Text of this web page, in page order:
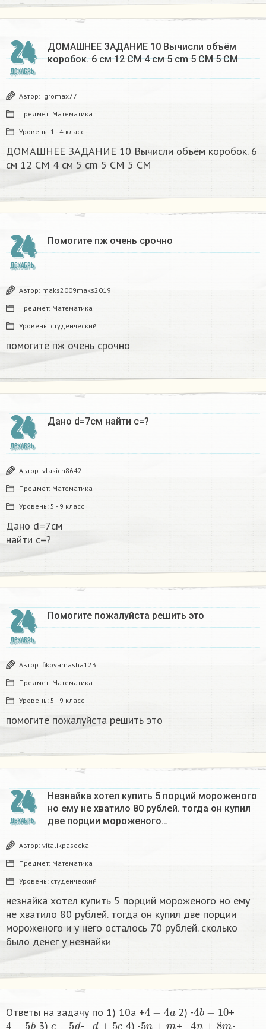
24
ДЕКАБРЬ
ДОМАШНЕЕ ЗАДАНИЕ 10 Вычисли объём
коробок. 6 см 12 CM 4 см 5 cm 5 CM 5 CM​
Автор: igromax77
Предмет: Математика
Уровень: 1 - 4 класс
ДОМАШНЕЕ ЗАДАНИЕ 10 Вычисли объём коробок. 6
см 12 CM 4 см 5 cm 5 CM 5 CM​
24
ДЕКАБРЬ
Помогите пж очень срочно​
Автор: maks2009maks2019
Предмет: Математика
Уровень: студенческий
помогите пж очень срочно​
24
ДЕКАБРЬ
Дано d=7см найти с=?​
Автор: vlasich8642
Предмет: Математика
Уровень: 5 - 9 класс
Дано d=7см
найти с=?​
24
ДЕКАБРЬ
Помогите пожалуйста решить это
Автор: fikovamasha123
Предмет: Математика
Уровень: 5 - 9 класс
помогите пожалуйста решить это
24
ДЕКАБРЬ
Незнайка хотел купить 5 порций мороженого
но ему не хватило 80 рублей. тогда он купил
две порции мороженого…
Автор: vitalikpasecka
Предмет: Математика
Уровень: студенческий
незнайка хотел купить 5 порций мороженого но ему
не хватило 80 рублей. тогда он купил две порции
мороженого и у него осталось 70 рублей. сколько
было денег у незнайки
Ответы на задачу по 1) 10a + 4 a 2) -4b +
4−5b 3) c −5d -− d+5 c 4) -5n m +− n+ m -